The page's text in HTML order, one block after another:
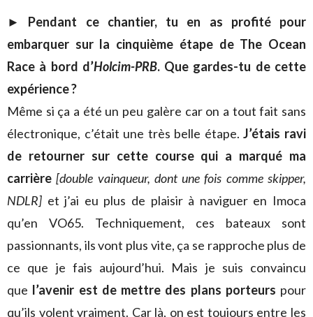
► Pendant ce chantier, tu en as profité pour
embarquer sur la cinquième étape de The Ocean
Race à bord d’Holcim-PRB. Que gardes-tu de cette
expérience ?
Même si ça a été un peu galère car on a tout fait sans
électronique, c’était une très belle étape.J’étais ravi
de retourner sur cette course qui a marqué ma
carrière[double vainqueur, dont une fois comme skipper,
NDLR] et j’ai eu plus de plaisir à naviguer en Imoca
qu’en VO65. Techniquement, ces bateaux sont
passionnants, ils vont plus vite, ça se rapproche plus de
ce que je fais aujourd’hui. Mais je suis convaincu
que l’avenir est de mettre des plans porteurs pour
qu’ils volent vraiment. Car là, on est toujours entre les